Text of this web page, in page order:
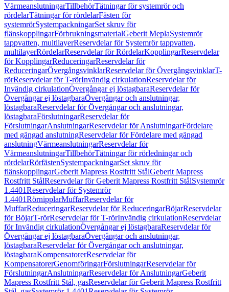
VärmeanslutningarTillbehörTätningar för systemrör och
rördelarTätningar för rördelarFästen för
systemrörSystempackningarSet skruv för
flänskopplingarFörbrukningsmaterialGeberit MeplaSystemrör
tappvatten, multilayerReservdelar för Systemrör tappvatten,
multilayerRördelarReservdelar för RördelarKopplingarReservdelar
för KopplingarReduceringarReservdelar för
ReduceringarÖvergångsvinklarReservdelar för ÖvergångsvinklarT-
rörReservdelar för T-rörInvändig cirkulationReservdelar för
Invändig cirkulationÖvergångar ej löstagbaraReservdelar för
Övergångar ej löstagbaraÖvergångar och anslutningar,
löstagbaraReservdelar för Övergångar och anslutningar,
löstagbaraFörslutningarReservdelar för
FörslutningarAnslutningarReservdelar för AnslutningarFördelare
med gängad anslutningReservdelar för Fördelare med gängad
anslutningVärmeanslutningarReservdelar för
VärmeanslutningarTillbehörTätningar för rörledningar och
rördelarRörfästenSystempackningarSet skruv för
flänskopplingarGeberit Mapress Rostfritt StålGeberit Mapress
Rostfritt StålReservdelar för Geberit Mapress Rostfritt StålSystemrör
1.4401Reservdelar för Systemrör
1.4401RörnipplarMuffarReservdelar för
MuffarReduceringarReservdelar för ReduceringarBöjarReservdelar
för BöjarT-rörReservdelar för T-rörInvändig cirkulationReservdelar
för Invändig cirkulationÖvergångar ej löstagbaraReservdelar för
Övergångar ej löstagbaraÖvergångar och anslutningar,
löstagbaraReservdelar för Övergångar och anslutningar,
löstagbaraKompensatorerReservdelar för
KompensatorerGenomföringarFörslutningarReservdelar för
FörslutningarAnslutningarReservdelar för AnslutningarGeberit
Mapress Rostfritt Stål, gasReservdelar för Geberit Mapress Rostfritt